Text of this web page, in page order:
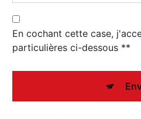
En cochant cette case,
particulières ci-dessous **